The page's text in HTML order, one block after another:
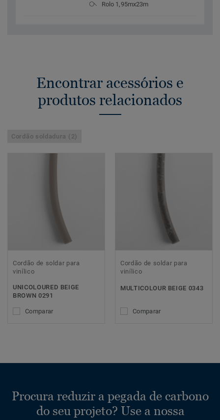
Rolo 1,95mx23m
Encontrar acessórios e
produtos relacionados
Cordão soldadura (2)
Cordão de soldar para
vinílico
UNICOLOURED BEIGE
BROWN 0291
Comparar
Cordão de soldar para
vinílico
MULTICOLOUR BEIGE 0343
Comparar
Procura reduzir a pegada de carbono
do seu projeto? Use a nossa